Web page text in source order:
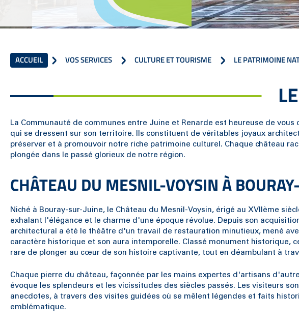
ACCUEIL VOS SERVICES CULTURE ET TOURISME LE PATRIMOINE
La Communauté de communes entre Juine et Renarde est heureuse de
qui se dressent sur son territoire. Ils constituent de véritables joyaux
préserver et à promouvoir notre riche patrimoine culturel. Chaque château
plongée dans le passé glorieux de notre région.
CHÂTEAU DU MESNIL-VOYSIN À
Niché à Bouray-sur-Juine, le Château du Mesnil-Voysin, érigé au XVIIème
exhalant l'élégance et le charme d'une époque révolue. Depuis son
architectural a été le théâtre d'un travail de restauration minutieux, mené
caractère historique et son aura intemporelle. Classé monument historique,
rare de plonger au cœur de son histoire captivante, tout en déambulant à
Chaque pierre du château, façonnée par les mains expertes d'artisans
évoque les splendeurs et les vicissitudes des siècles passés. Les visiteurs
anecdotes, à travers des visites guidées où se mêlent légendes et faits
emblématique.